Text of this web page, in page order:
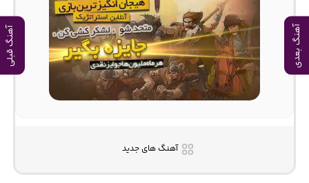
آهنگ بعدی آهنگ قبلی
آهنگ های جدید